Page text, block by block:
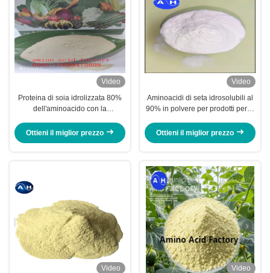
Video
Proteina di soia idrolizzata 80%
dell'aminoacido con la
Ottieni il miglior prezzo
Video
Aminoacidi di seta idrosolubili al
90% in polvere per prodotti per la
Ottieni il miglior prezzo
Video
Video